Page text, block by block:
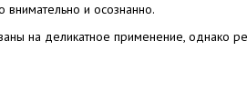
и осознанно.
на деликатное применение, однако